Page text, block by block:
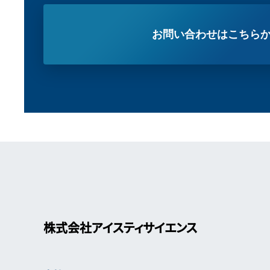
お問い合わせはこちら
株式会社アイスティサイエンス